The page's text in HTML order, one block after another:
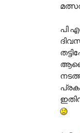
പി